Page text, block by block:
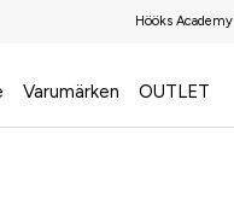
Hööks Academy
Varumärken OUTLET